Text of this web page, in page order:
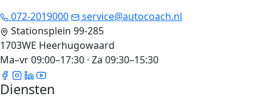
072-2019000
service@autocoach.nl
Stationsplein 99-285
1703WE Heerhugowaard
Ma–vr 09:00–17:30 · Za 09:30–15:30
Diensten